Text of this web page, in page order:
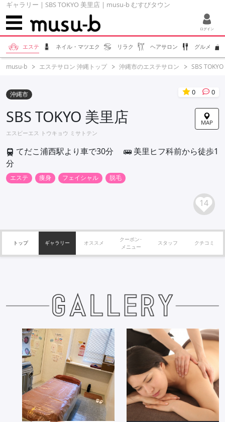
ギャラリー | SBS TOKYO 美里店 | musu-b むすびタウン
ログイン
エステ ネイル・マツエク リラク ヘアサロン グルメ
musu-b エステサロン 沖縄トップ 沖縄市のエステサロン SBS
沖縄市 0 0
MAP
SBS TOKYO 美里店
エスビーエス トウキョウ ミサトテン
てだこ浦西駅より車で30分
美里ヒフ科前から徒歩1
分
エステ 痩身 フェイシャル 脱毛
14
トップ ギャラリー オススメ
クーポン･
メニュー
スタッフ クチコミ